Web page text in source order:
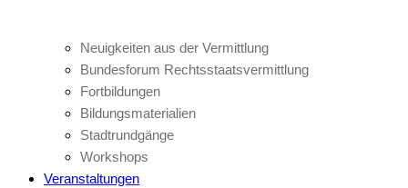
Neuigkeiten aus der Vermittlung
Bundesforum Rechtsstaatsvermittlung
Fortbildungen
Bildungsmaterialien
Stadtrundgänge
Workshops
Veranstaltungen